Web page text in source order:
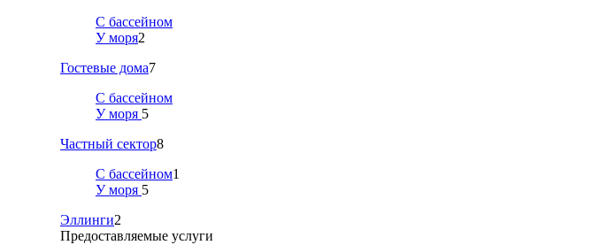
С бассейном
У моря2
Гостевые дома7
С бассейном
У моря 5
Частный сектор8
С бассейном1
У моря 5
Эллинги2
Предоставляемые услуги